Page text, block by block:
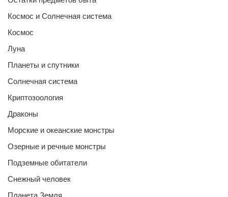
Космос и Солнечная система
Космос
Луна
Планеты и спутники
Солнечная система
Криптозоология
Драконы
Морские и океанские монстры
Озерные и речные монстры
Подземные обитатели
Снежный человек
Планета Земля